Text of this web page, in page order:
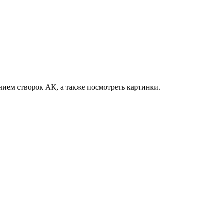
створок АК, а также посмотреть картинки.